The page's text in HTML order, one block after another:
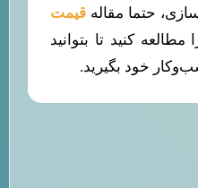
حتما مقاله قیمت
مطالعه کنید تا بتوانید
خود بگیرید.